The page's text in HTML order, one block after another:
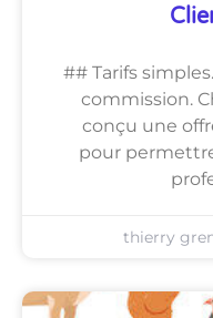
## Tarifs
commission.
conçu une
pour
thierry